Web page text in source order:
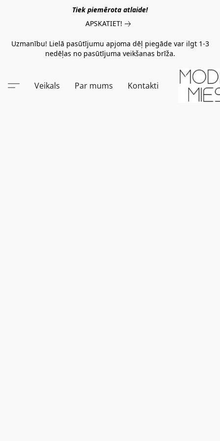
Tiek piemērota atlaide!
APSKATIET!
Uzmanību! Lielā pasūtījumu apjoma dēļ piegāde var ilgt 1-3
nedēļas no pasūtījuma veikšanas brīža.
Veikals Par mums Kontakti